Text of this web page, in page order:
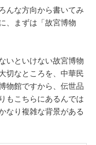
んな方向から書いてみ
、まずは「故宮博物
いといけない故宮博物
切なところを、中華民
物館ですから、伝世品
もこちらにあるんでは
なり複雑な背景がある